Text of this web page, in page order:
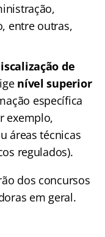
entre outras,
de
nível superior
específica
exemplo,
áreas técnicas
regulados).
dos concursos
em geral.